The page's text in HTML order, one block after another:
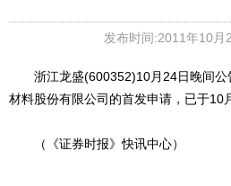
发布时间:2011年10月
浙江龙盛(600352)10月24日晚间公
材料股份有限公司的首发申请，已于
（《证券时报》快讯中心）